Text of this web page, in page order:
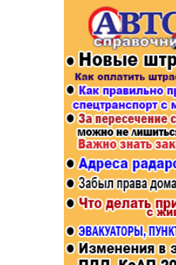
Афиша
Строительство и ремонт
Авто и мото
Рестораны, кафе, бары
Спорт Фитнес
Популярное →
Строительство и ремонт